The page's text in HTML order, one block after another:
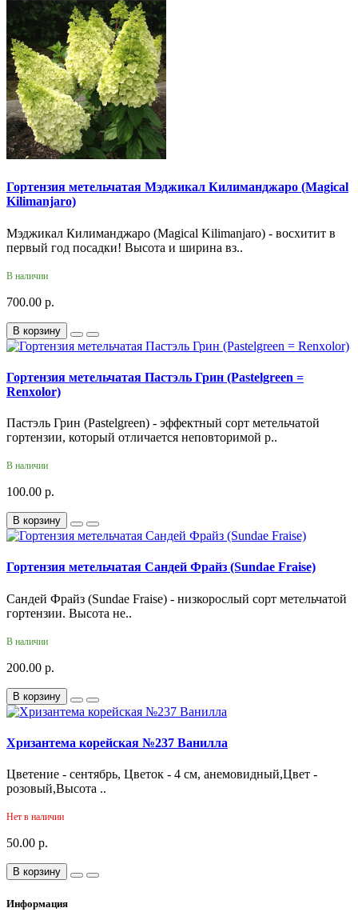
Гортензия метельчатая Мэджикал Килиманджаро (Magical
Kilimanjaro)
Мэджикал Килиманджаро (Magical Kilimanjaro) - восхитит в
первый год посадки! Высота и ширина вз..
В наличии
700.00 р.
В корзину
Гортензия метельчатая Пастэль Грин (Pastelgreen =
Renxolor)
Пастэль Грин (Pastelgreen) - эффектный сорт метельчатой
гортензии, который отличается неповторимой р..
В наличии
100.00 р.
В корзину
Гортензия метельчатая Сандей Фрайз (Sundae Fraise)
Сандей Фрайз (Sundae Fraise) - низкорослый сорт метельчатой
гортензии. Высота не..
В наличии
200.00 р.
В корзину
Хризантема корейская №237 Ванилла
Цветение - сентябрь, Цветок - 4 см, анемовидный,Цвет -
розовый,Высота ..
Нет в наличии
50.00 р.
В корзину
Информация